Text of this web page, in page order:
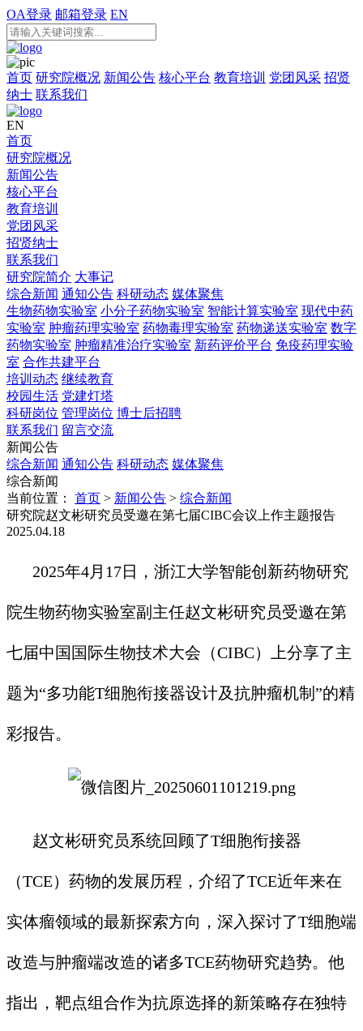
OA登录 邮箱登录 EN
首页 研究院概况 新闻公告 核心平台 教育培训 党团风采 招贤
纳士 联系我们
EN
首页
研究院概况
新闻公告
核心平台
教育培训
党团风采
招贤纳士
联系我们
研究院简介 大事记
综合新闻 通知公告 科研动态 媒体聚焦
生物药物实验室 小分子药物实验室 智能计算实验室 现代中药
实验室 肿瘤药理实验室 药物毒理实验室 药物递送实验室 数字
药物实验室 肿瘤精准治疗实验室 新药评价平台 免疫药理实验
室 合作共建平台
培训动态 继续教育
校园生活 党建灯塔
科研岗位 管理岗位 博士后招聘
联系我们 留言交流
新闻公告
综合新闻 通知公告 科研动态 媒体聚焦
综合新闻
当前位置：
首页 > 新闻公告 > 综合新闻
研究院赵文彬研究员受邀在第七届CIBC会议上作主题报告
2025.04.18
2025年4月17日，浙江大学智能创新药物研究
院生物药物实验室副主任赵文彬研究员受邀在第
七届中国国际生物技术大会（CIBC）上分享了主
题为“多功能T细胞衔接器设计及抗肿瘤机制”的精
彩报告。
赵文彬研究员系统回顾了T细胞衔接器
（TCE）药物的发展历程，介绍了TCE近年来在
实体瘤领域的最新探索方向，深入探讨了T细胞端
改造与肿瘤端改造的诸多TCE药物研究趋势。他
指出，靶点组合作为抗原选择的新策略存在独特